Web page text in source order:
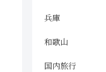
兵庫
和歌山
国内旅行